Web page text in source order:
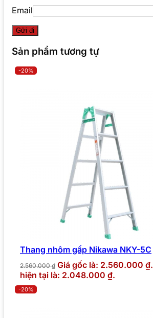
Email
Sản phẩm tương tự
-20%
Thang nhôm gấp Nikawa NKY-5C
2.560.000₫ Giá gốc là: 2.560.000 ₫.
hiện tại là: 2.048.000 ₫.
-20%